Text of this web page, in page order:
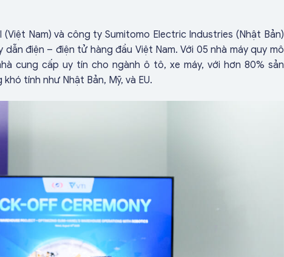
Nam) và công ty Sumitomo Electric Industries (Nhật Bản)
điện – điện tử hàng đầu Việt Nam. Với 05 nhà máy quy mô
cung cấp uy tín cho ngành ô tô, xe máy, với hơn 80% sản
tính như Nhật Bản, Mỹ, và EU.